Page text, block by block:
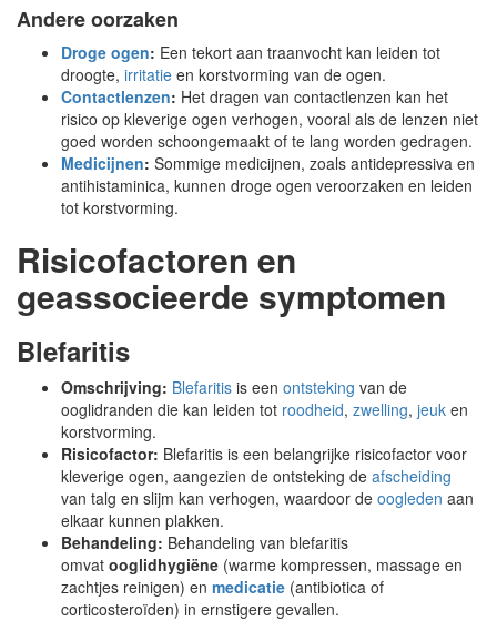
Andere oorzaken
Droge ogen: Een tekort aan traanvocht kan leiden tot
droogte, irritatie en korstvorming van de ogen.
Contactlenzen: Het dragen van contactlenzen kan het
risico op kleverige ogen verhogen, vooral als de lenzen niet
goed worden schoongemaakt of te lang worden gedragen.
Medicijnen: Sommige medicijnen, zoals antidepressiva en
antihistaminica, kunnen droge ogen veroorzaken en leiden
tot korstvorming.
Risicofactoren en
geassocieerde symptomen
Blefaritis
Omschrijving: Blefaritis is een ontsteking van de
ooglidranden die kan leiden tot roodheid, zwelling, jeuk en
korstvorming.
Risicofactor: Blefaritis is een belangrijke risicofactor voor
kleverige ogen, aangezien de ontsteking de afscheiding
van talg en slijm kan verhogen, waardoor de oogleden aan
elkaar kunnen plakken.
Behandeling: Behandeling van blefaritis
omvat ooglidhygiëne (warme kompressen, massage en
zachtjes reinigen) en medicatie (antibiotica of
corticosteroïden) in ernstigere gevallen.